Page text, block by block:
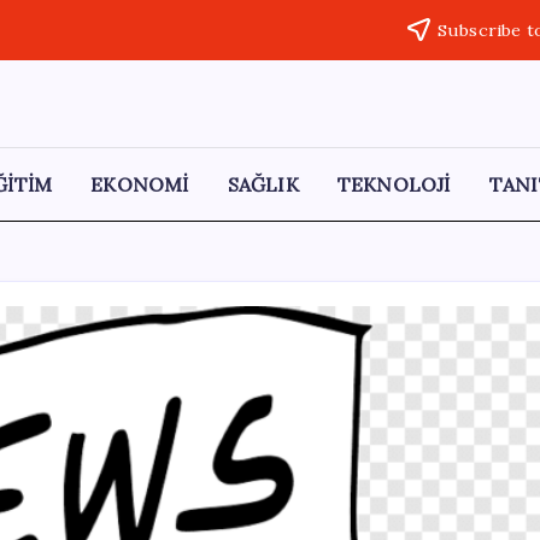
Subscribe
EKONOMİ SAĞLIK TEKNOLOJİ